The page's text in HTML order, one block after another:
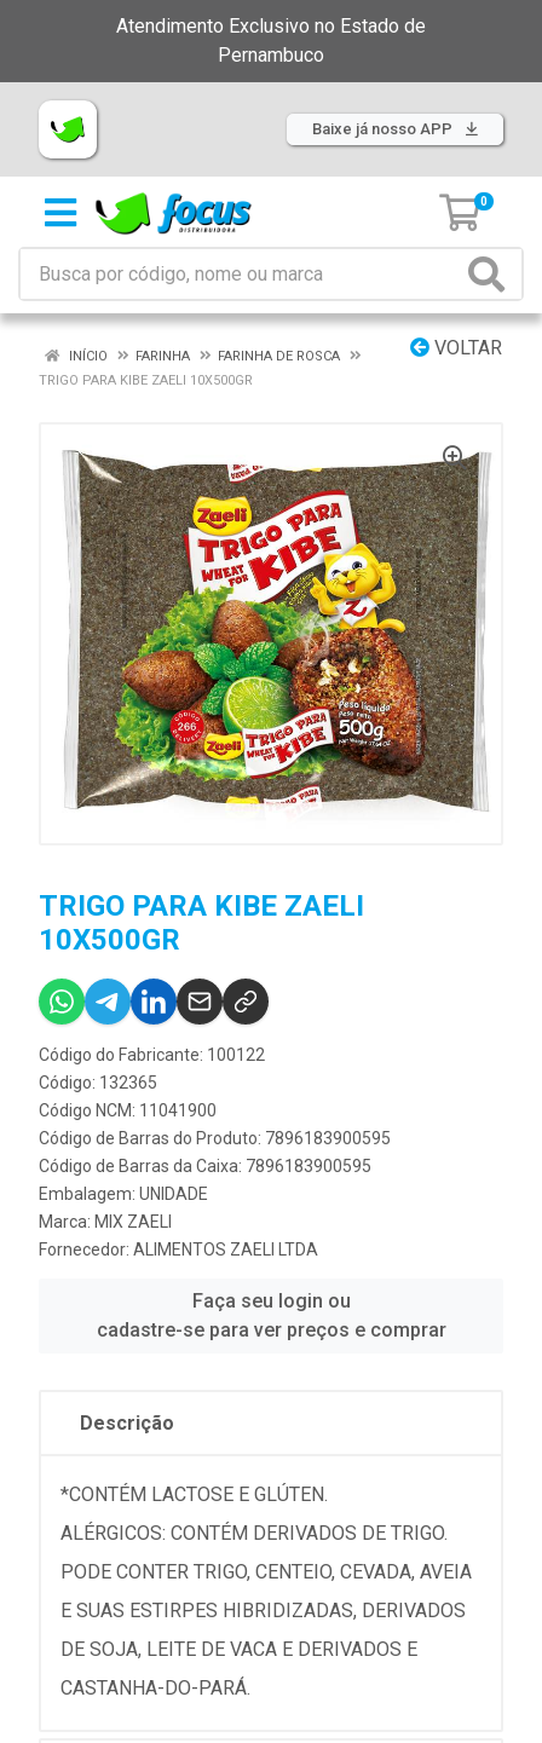
Atendimento Exclusivo no Estado de
Pernambuco
Baixe já nosso APP
0
VOLTAR
INÍCIO FARINHA
FARINHA DE ROSCA
TRIGO PARA KIBE ZAELI 10X500GR
TRIGO PARA KIBE ZAELI
10X500GR
Código do Fabricante: 100122
Código: 132365
Código NCM: 11041900
Código de Barras do Produto: 7896183900595
Código de Barras da Caixa: 7896183900595
Embalagem: UNIDADE
Marca: MIX ZAELI
Fornecedor: ALIMENTOS ZAELI LTDA
Faça seu login ou
cadastre-se para ver preços e comprar
Descrição
*CONTÉM LACTOSE E GLÚTEN.
ALÉRGICOS: CONTÉM DERIVADOS DE TRIGO.
PODE CONTER TRIGO, CENTEIO, CEVADA, AVEIA
E SUAS ESTIRPES HIBRIDIZADAS, DERIVADOS
DE SOJA, LEITE DE VACA E DERIVADOS E
CASTANHA-DO-PARÁ.